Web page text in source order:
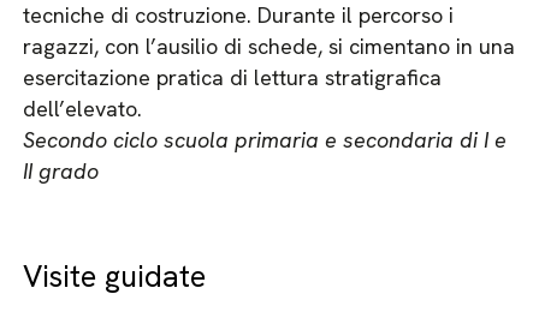
tecniche di costruzione. Durante il percorso i
ragazzi, con l’ausilio di schede, si cimentano in una
esercitazione pratica di lettura stratigrafica
dell’elevato.
Secondo ciclo scuola primaria e secondaria di I e
II grado
Visite guidate